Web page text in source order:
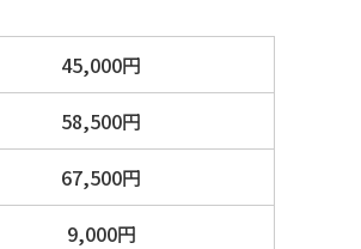
45,000円
58,500円
67,500円
9,000円